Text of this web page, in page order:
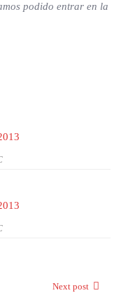
podido entrar en la
Next post